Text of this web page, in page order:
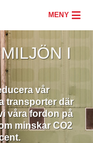
MENY
I
vår
transporter där
våra fordon på
minskar CO2